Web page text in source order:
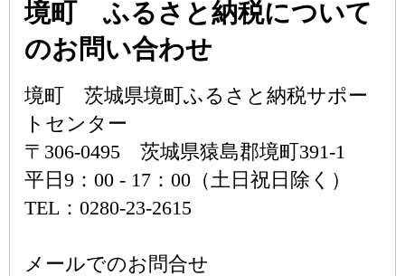
境町 ふるさと納税について
のお問い合わせ
境町 茨城県境町ふるさと納税サポー
トセンター
〒306-0495 茨城県猿島郡境町391-1
平日9：00 - 17：00（土日祝日除く）
TEL：0280-23-2615
メールでのお問合せ